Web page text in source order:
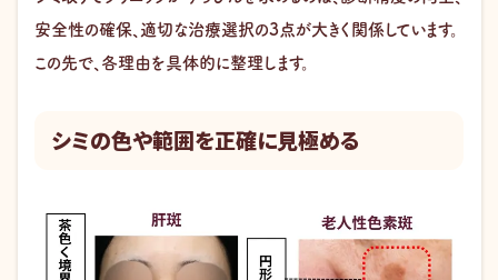
安全性の確保、適切な治療選択の3点が大きく関係しています。
この先で、各理由を具体的に整理します。
シミの色や範囲を正確に見極める